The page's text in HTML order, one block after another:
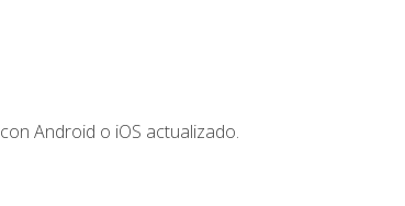
Android o iOS actualizado.